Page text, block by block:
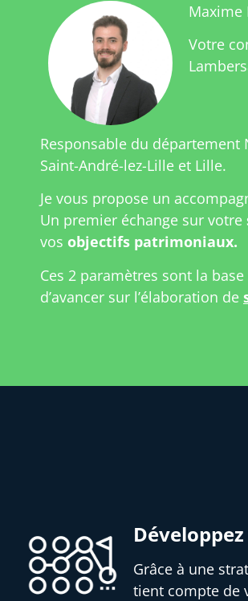
Maxime
Votre
Responsable du
Saint-André-lez-Lille et Lille.
Je vous propose un
Un premier échange sur votre
vos objectifs patrimoniaux.
Ces 2 paramètres sont la
d’avancer sur l’élaboration de
Grâce à une
tient compte de